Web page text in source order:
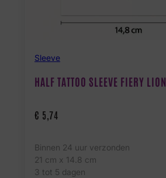
Sleeve
HALF TATTOO SLEEVE FIERY LION
€ 5,74
Binnen 24 uur verzonden
21 cm x 14.8 cm
3 tot 5 dagen